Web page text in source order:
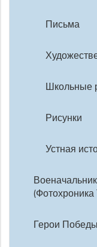
Письма
Школьные
Рисунки
Устная
Герои